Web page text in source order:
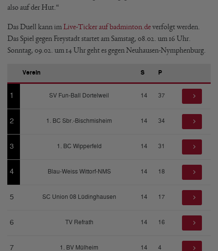
also auf der Hut.“
Das Duell kann im Live-Ticker auf badminton.deverfolgt werden.
Das Spiel gegen Freystadt startet am Samstag, 08.02. um 16 Uhr.
Sonntag, 09.02. um 14 Uhr geht es gegen Neuhausen-Nymphenburg.
Verein S P
1 SV Fun-Ball Dortelweil 14 37
2 1. BC Sbr.-Bischmisheim 14 34
3 1. BC Wipperfeld 14 31
4 Blau-Weiss Wittorf-NMS 14 18
5 SC Union 08 Lüdinghausen 14 17
6 TV Refrath 14 16
7 1. BV Mülheim 14 4